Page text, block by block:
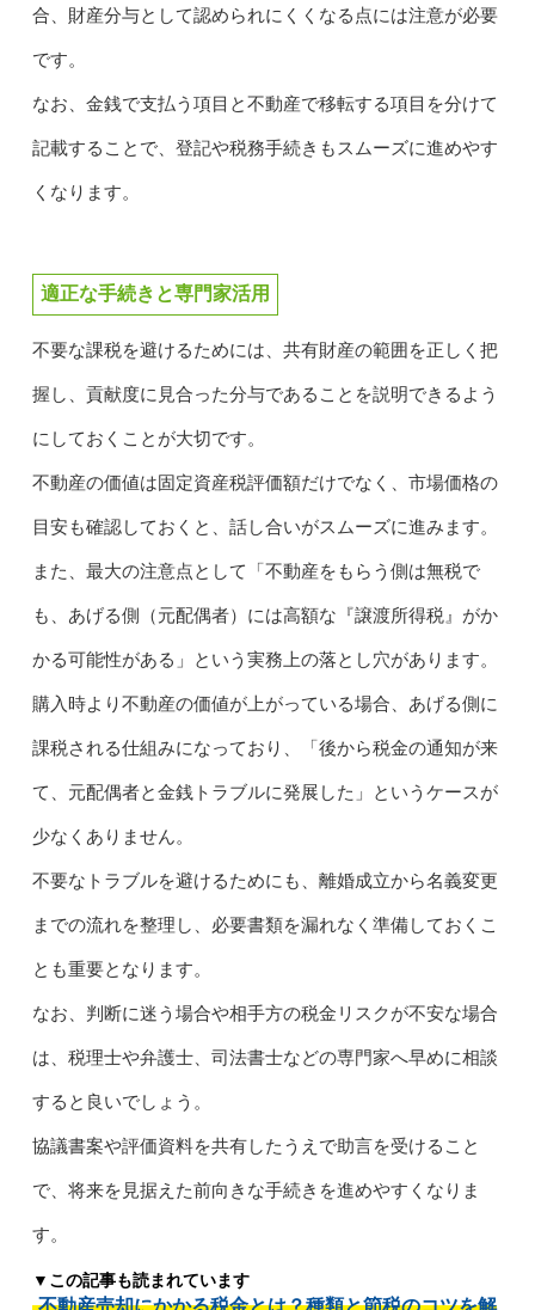
合、財産分与として認められにくくなる点には注意が必要
です。
なお、金銭で支払う項目と不動産で移転する項目を分けて
記載することで、登記や税務手続きもスムーズに進めやす
くなります。
適正な手続きと専門家活用
不要な課税を避けるためには、共有財産の範囲を正しく把
握し、貢献度に見合った分与であることを説明できるよう
にしておくことが大切です。
不動産の価値は固定資産税評価額だけでなく、市場価格の
目安も確認しておくと、話し合いがスムーズに進みます。
また、最大の注意点として「不動産をもらう側は無税で
も、あげる側（元配偶者）には高額な『譲渡所得税』がか
かる可能性がある」という実務上の落とし穴があります。
購入時より不動産の価値が上がっている場合、あげる側に
課税される仕組みになっており、「後から税金の通知が来
て、元配偶者と金銭トラブルに発展した」というケースが
少なくありません。
不要なトラブルを避けるためにも、離婚成立から名義変更
までの流れを整理し、必要書類を漏れなく準備しておくこ
とも重要となります。
なお、判断に迷う場合や相手方の税金リスクが不安な場合
は、税理士や弁護士、司法書士などの専門家へ早めに相談
すると良いでしょう。
協議書案や評価資料を共有したうえで助言を受けること
で、将来を見据えた前向きな手続きを進めやすくなりま
す。
▼この記事も読まれています
不動産売却にかかる税金とは？種類と節税のコツを解